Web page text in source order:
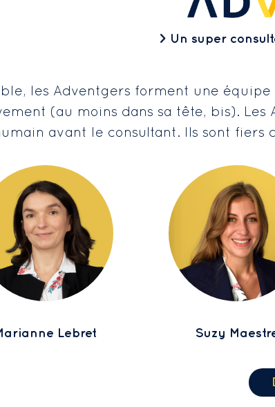
> Un super
les Adventgers forment une
(au moins dans sa tête, bis).
avant le consultant. Ils sont
Lebret Suzy